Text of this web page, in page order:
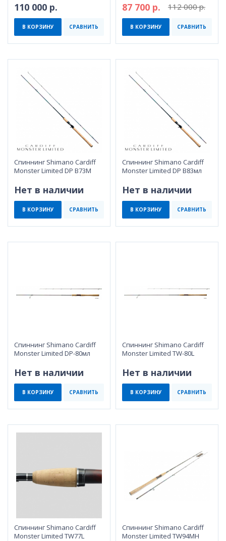
110 000 р.
В КОРЗИНУ СРАВНИТЬ
87 700 р. 112 000 р.
В КОРЗИНУ СРАВНИТЬ
Спиннинг Shimano Cardiff
Monster Limited DP B73M
Нет в наличии
В КОРЗИНУ СРАВНИТЬ
Спиннинг Shimano Cardiff
Monster Limited DP B83мл
Нет в наличии
В КОРЗИНУ СРАВНИТЬ
Спиннинг Shimano Cardiff
Monster Limited DP-80мл
Нет в наличии
В КОРЗИНУ СРАВНИТЬ
Спиннинг Shimano Cardiff
Monster Limited TW-80L
Нет в наличии
В КОРЗИНУ СРАВНИТЬ
Спиннинг Shimano Cardiff
Monster Limited TW77L
Спиннинг Shimano Cardiff
Monster Limited TW94MH